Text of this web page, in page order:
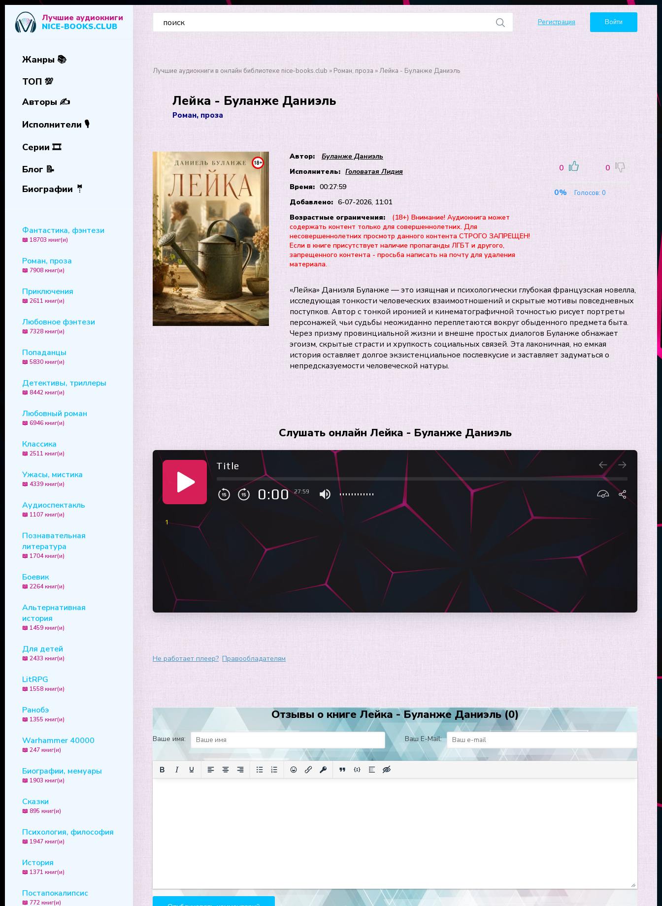
Лучшие аудиокниги
NICE-BOOKS.CLUB
Регистрация Войти
Жанры 📚
ТОП 💯
Авторы ✍️
Исполнители 🎙️
Серии 🎞️
Блог 📝
Биографии 🤵
Фантастика, фэнтези
📖 18703 книг(и)
Роман, проза
📖 7908 книг(и)
Приключения
📖 2611 книг(и)
Любовное фэнтези
📖 7328 книг(и)
Попаданцы
📖 5830 книг(и)
Детективы, триллеры
📖 8442 книг(и)
Любовный роман
📖 6946 книг(и)
Классика
📖 2511 книг(и)
Ужасы, мистика
📖 4339 книг(и)
Аудиоспектакль
📖 1107 книг(и)
Познавательная
литература
📖 1704 книг(и)
Боевик
📖 2264 книг(и)
Альтернативная
история
📖 1459 книг(и)
Для детей
📖 2433 книг(и)
LitRPG
📖 1558 книг(и)
Ранобэ
📖 1355 книг(и)
Warhammer 40000
📖 247 книг(и)
Биографии, мемуары
📖 1903 книг(и)
Сказки
📖 895 книг(и)
Психология, философия
📖 1947 книг(и)
История
📖 1371 книг(и)
Постапокалипсис
📖 772 книг(и)
Лучшие аудиокниги в онлайн библиотеке nice-books.club »Роман, проза » Лейка - Буланже Даниэль
Лейка - Буланже Даниэль
Роман, проза
Автор:
Буланже Даниэль
Исполнитель: Головатая Лидия
Время: 00:27:59
Добавлено: 6-07-2026, 11:01
Возрастные ограничения:
(18+) Внимание! Аудиокнига может
содержать контент только для совершеннолетних. Для
несовершеннолетних просмотр данного контента СТРОГО ЗАПРЕЩЕН!
Если в книге присутствует наличие пропаганды ЛГБТ и другого,
запрещенного контента - просьба написать на почту для удаления
материала.
0 0
0% Голосов: 0
«Лейка» Даниэля Буланже — это изящная и психологически глубокая французская новелла,
исследующая тонкости человеческих взаимоотношений и скрытые мотивы повседневных
поступков. Автор с тонкой иронией и кинематографичной точностью рисует портреты
персонажей, чьи судьбы неожиданно переплетаются вокруг обыденного предмета быта.
Через призму провинциальной жизни и внешне простых диалогов Буланже обнажает
эгоизм, скрытые страсти и хрупкость социальных связей. Эта лаконичная, но емкая
история оставляет долгое экзистенциальное послевкусие и заставляет задуматься о
непредсказуемости человеческой натуры.
Слушать онлайн Лейка - Буланже Даниэль
Title
0:00 27:59
1
Не работает плеер? Правообладателям
Отзывы о книге Лейка - Буланже Даниэль (0)
Ваше имя: Ваш E-Mail: